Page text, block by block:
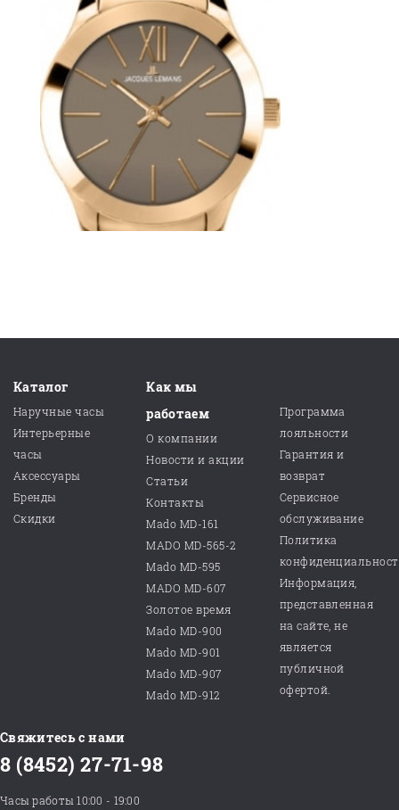
Каталог
Наручные часы
Интерьерные
часы
Аксессуары
Бренды
Скидки
Как мы
работаем
О компании
Новости и акции
Статьи
Контакты
Mado MD-161
MADO MD-565-2
Mado MD-595
MADO MD-607
Золотое время
Mado MD-900
Mado MD-901
Mado MD-907
Mado MD-912
Программа
лояльности
Гарантия и
возврат
Сервисное
обслуживание
Политика
Информация,
представленная
на сайте, не
является
публичной
офертой.
Свяжитесь с нами
8 (8452) 27-71-98
Часы работы 10:00 - 19:00